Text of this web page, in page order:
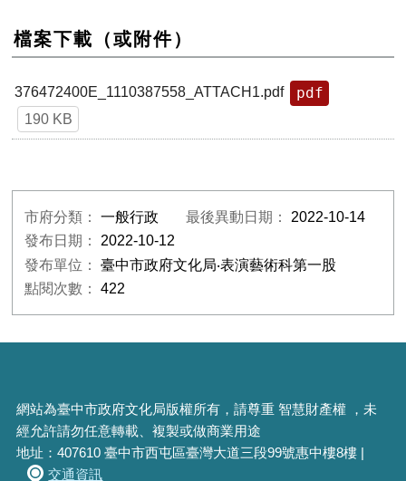
檔案下載（或附件）
376472400E_1110387558_ATTACH1.pdf pdf
190 KB
市府分類：一般行政 最後異動日期： 2022-10-14
發布日期： 2022-10-12
發布單位：臺中市政府文化局‧表演藝術科第一股
點閱次數：422
網站為臺中市政府文化局版權所有，請尊重 智慧財產權 ，未
經允許請勿任意轉載、複製或做商業用途
地址：407610 臺中市西屯區臺灣大道三段99號惠中樓8樓 |
交通資訊